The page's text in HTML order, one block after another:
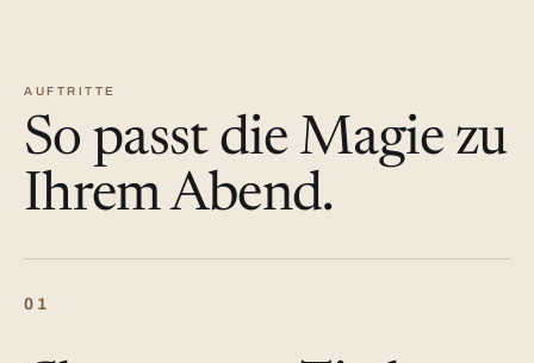
AUFTRITTE
So passt die Magie zu
Ihrem Abend.
01